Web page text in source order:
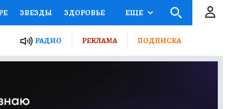
ЗВЕЗДЫ ЗДОРОВЬЕ
ПРОЕКТЫ РОССИИ
ПУТЕВОДИТЕЛЬ
ЕЩЕ
РАДИО РЕКЛАМА ПОДПИСКА